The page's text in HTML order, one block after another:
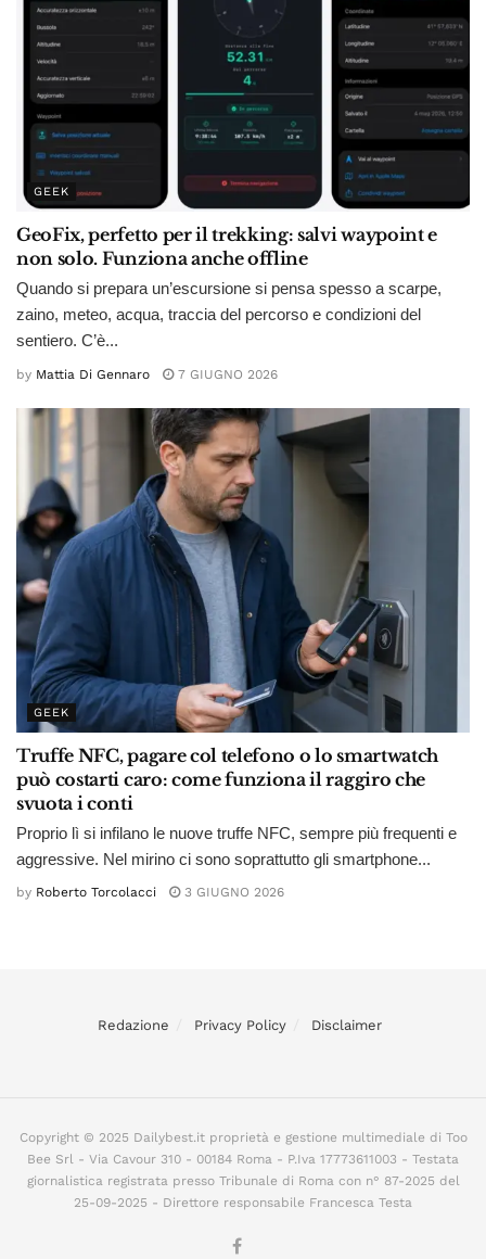
GEEK
GeoFix, perfetto per il trekking: salvi waypoint e
non solo. Funziona anche offline
Quando si prepara un’escursione si pensa spesso a scarpe,
zaino, meteo, acqua, traccia del percorso e condizioni del
sentiero. C’è...
by Mattia Di Gennaro 7 GIUGNO 2026
GEEK
Truffe NFC, pagare col telefono o lo smartwatch
può costarti caro: come funziona il raggiro che
svuota i conti
Proprio lì si infilano le nuove truffe NFC, sempre più frequenti e
aggressive. Nel mirino ci sono soprattutto gli smartphone...
by Roberto Torcolacci 3 GIUGNO 2026
Redazione Privacy Policy Disclaimer
Copyright © 2025 Dailybest.it proprietà e gestione multimediale di Too
Bee Srl - Via Cavour 310 - 00184 Roma - P.Iva 17773611003 - Testata
giornalistica registrata presso Tribunale di Roma con n° 87-2025 del
25-09-2025 - Direttore responsabile Francesca Testa